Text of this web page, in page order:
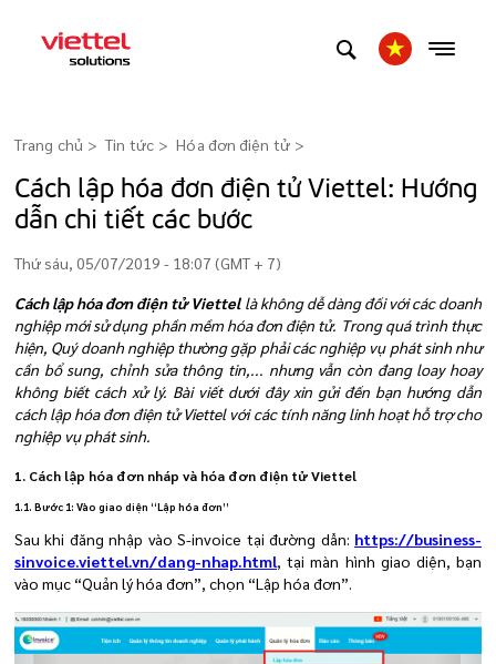
Trang chủ Tin tức Hóa đơn điện tử >
Cách lập hóa đơn điện tử Viettel: Hướng
dẫn chi tiết các bước
Thứ sáu, 05/07/2019 - 18:07 (GMT + 7)
Cách lập hóa đơn điện tử Viettellà không dễ dàng đối với các doanh
nghiệp mới sử dụng phần mềm hóa đơn điện tử. Trong quá trình thực
hiện, Quý doanh nghiệp thường gặp phải các nghiệp vụ phát sinh như
cần bổ sung, chỉnh sửa thông tin,... nhưng vẫn còn đang loay hoay
không biết cách xử lý. Bài viết dưới đây xin gửi đến bạn hướng dẫn
cách lập hóa đơn điện tử Viettel với các tính năng linh hoạt hỗ trợ cho
nghiệp vụ phát sinh.
1. Cách lập hóa đơn nháp và hóa đơn điện tử Viettel
1.1. Bước 1: Vào giao diện “Lập hóa đơn”
Sau khi đăng nhập vào S-invoice tại đường dẫn: https://business-
sinvoice.viettel.vn/dang-nhap.html , tại màn hình giao diện, bạn
vào mục “Quản lý hóa đơn”, chọn “Lập hóa đơn”.